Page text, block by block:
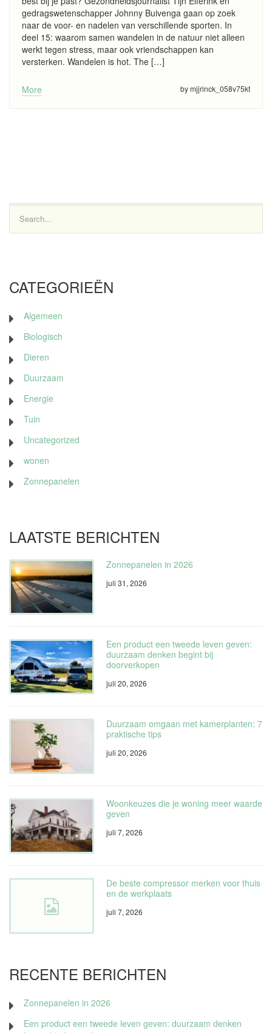
gedragswetenschapper Johnny Buivenga gaan op zoek
naar de voor- en nadelen van verschillende sporten. In
deel 15: waarom samen wandelen in de natuur niet alleen
werkt tegen stress, maar ook vriendschappen kan
versterken. Wandelen is hot. The […]
More by mjjrinck_058v75kt
CATEGORIEËN
Algemeen
Biologisch
Dieren
Duurzaam
Energie
Tuin
Uncategorized
wonen
Zonnepanelen
LAATSTE BERICHTEN
Zonnepanelen in 2026
juli 31, 2026
Een product een tweede leven geven:
duurzaam denken begint bij
doorverkopen
juli 20, 2026
Duurzaam omgaan met kamerplanten: 7
praktische tips
juli 20, 2026
Woonkeuzes die je woning meer waarde
geven
juli 7, 2026
De beste compressor merken voor thuis
en de werkplaats
juli 7, 2026
RECENTE BERICHTEN
Zonnepanelen in 2026
Een product een tweede leven geven: duurzaam denken